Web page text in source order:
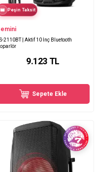
Peşin Taksit
2110BT | Aktif 10 İnç Bluetooth
9.123 TL
Sepete Ekle